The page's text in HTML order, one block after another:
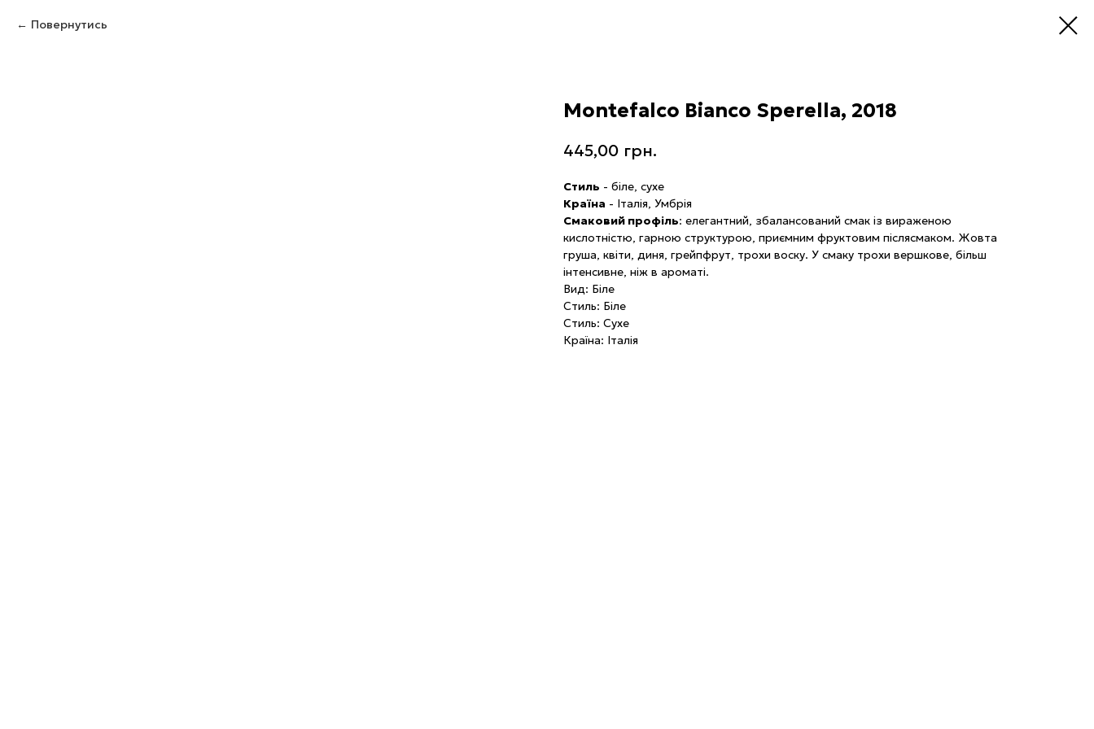
Повернутись
Montefalco Bianco Sperella, 2018
445,00 грн.
Стиль - біле, сухе
Країна - Італія, Умбрія
Смаковий профіль: елегантний, збалансований смак із вираженою
кислотністю, гарною структурою, приємним фруктовим післясмаком. Жовта
груша, квіти, диня, грейпфрут, трохи воску. У смаку трохи вершкове, більш
інтенсивне, ніж в ароматі.
Вид: Біле
Стиль: Біле
Стиль: Сухе
Країна: Італія